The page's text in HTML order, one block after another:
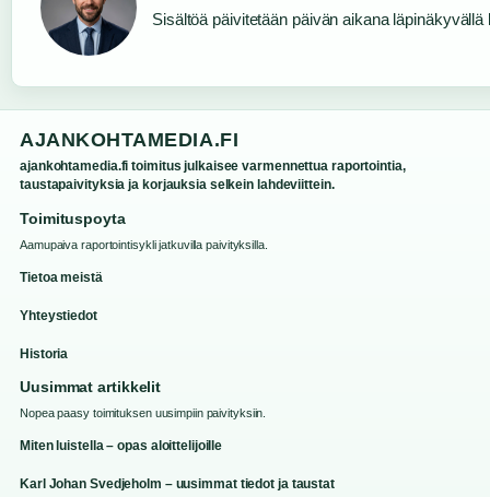
Sisältöä päivitetään päivän aikana läpinäkyvällä
AJANKOHTAMEDIA.FI
ajankohtamedia.fi toimitus julkaisee varmennettua raportointia,
taustapaivityksia ja korjauksia selkein lahdeviittein.
Toimituspoyta
Aamupaiva raportointisykli jatkuvilla paivityksilla.
Tietoa meistä
Yhteystiedot
Historia
Uusimmat artikkelit
Nopea paasy toimituksen uusimpiin paivityksiin.
Miten luistella – opas aloittelijoille
Karl Johan Svedjeholm – uusimmat tiedot ja taustat